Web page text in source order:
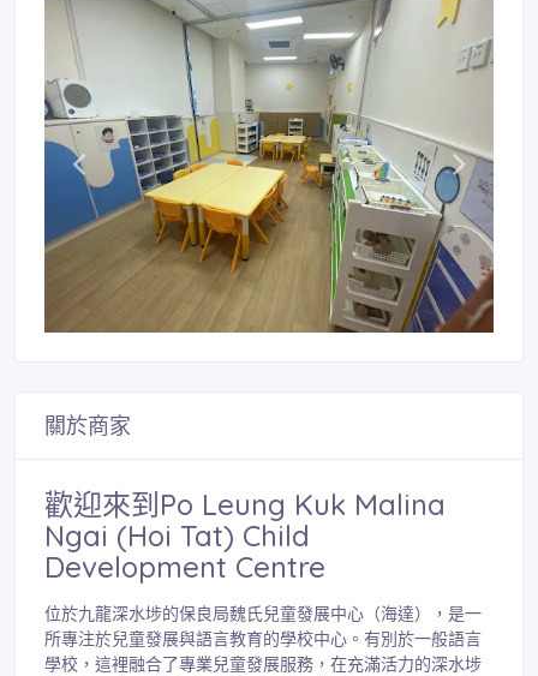
關於商家
歡迎來到Po Leung Kuk Malina
Ngai (Hoi Tat) Child
Development Centre
位於九龍深水埗的保良局魏氏兒童發展中心（海達），是一
所專注於兒童發展與語言教育的學校中心。有別於一般語言
學校，這裡融合了專業兒童發展服務，在充滿活力的深水埗